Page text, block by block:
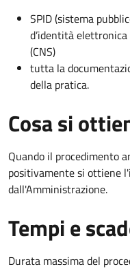
SPID (sistema
d’identità elettronica
(CNS)
tutta la
della pratica.
Cosa si
Quando il procedimento
positivamente si ottiene
dall'Amministrazione.
Tempi e
Durata massima del